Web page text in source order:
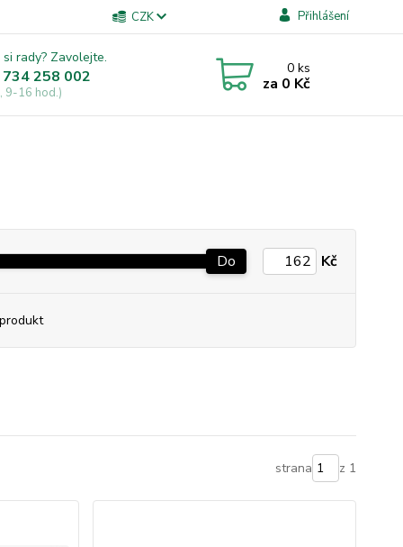
CZK Přihlášení
rady? Zavolejte.
258 002
9-16 hod.)
0ks
za 0 Kč
Do Kč
strana z 1